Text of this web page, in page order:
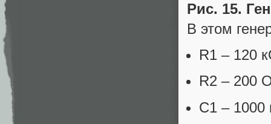
Рис. 15.
В этом
R1 – 120
R2 – 200
C1 – 1000